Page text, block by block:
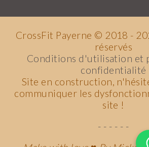
CrossFit Payerne © 2018 -
réservés
Conditions d'utilisation et
confidentialité
Site en construction,
communiquer les
site !
- - - - - -